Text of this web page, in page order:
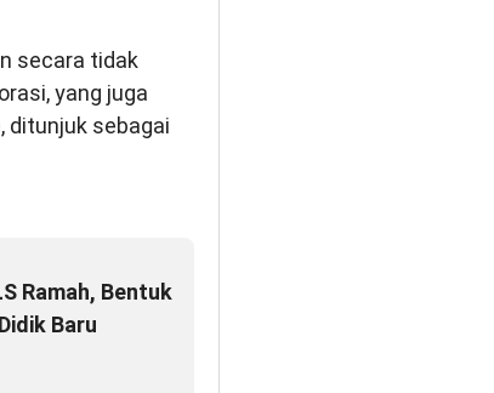
secara tidak
yang juga
ditunjuk sebagai
Ramah, Bentuk
Baru